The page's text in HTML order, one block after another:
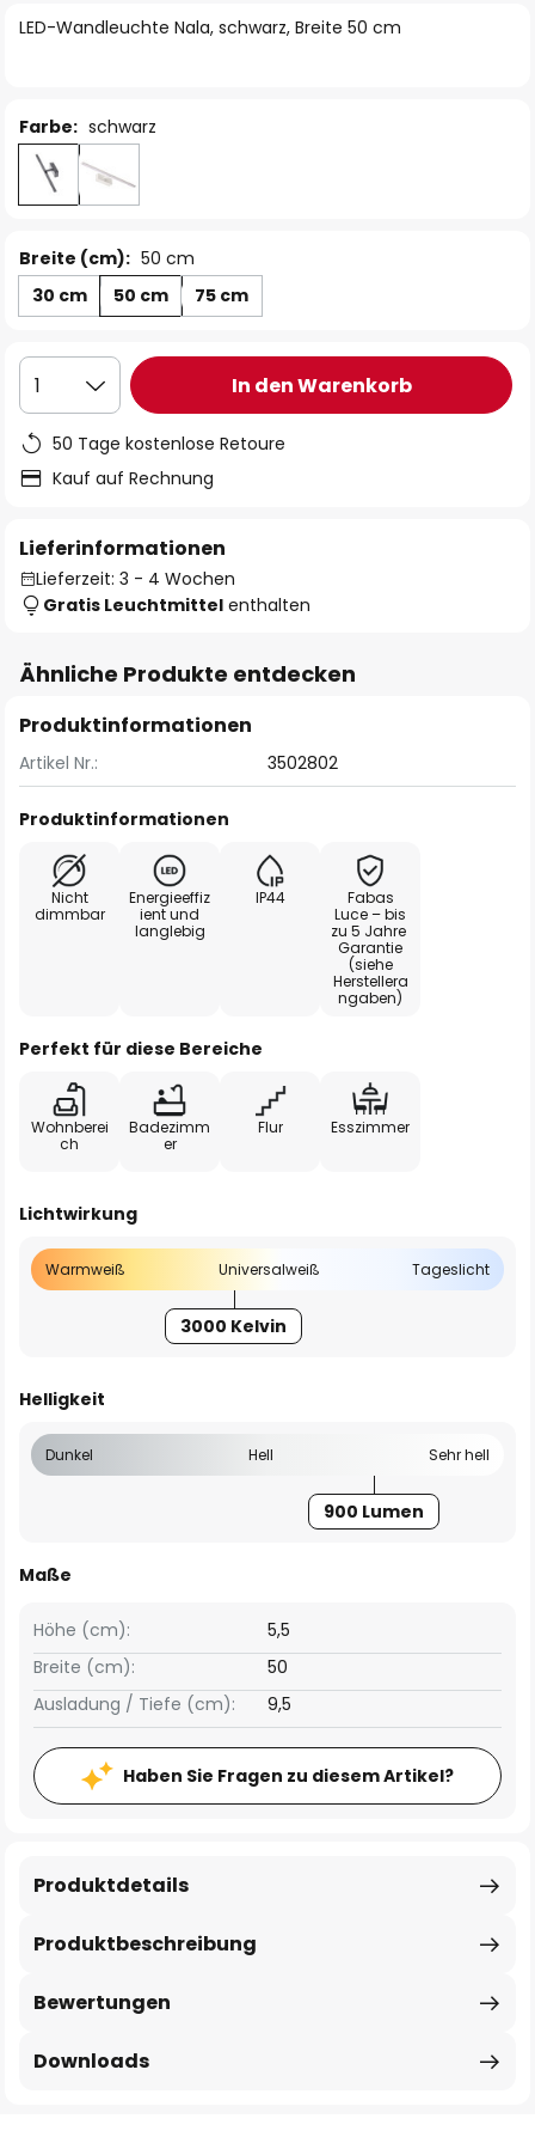
LED-Wandleuchte Nala, schwarz, Breite 50 cm
Farbe: schwarz
Breite (cm): 50 cm
30 cm
50 cm 75 cm
1 In den Warenkorb
50 Tage kostenlose Retoure
Kauf auf Rechnung
Lieferinformationen
Lieferzeit: 3 - 4 Wochen
Gratis Leuchtmittel enthalten
Ähnliche Produkte entdecken
Produktinformationen
Artikel Nr.: 3502802
Produktinformationen
Nicht
dimmbar
Energieeffiz
ient und
langlebig
IP44
Fabas
Luce – bis
zu 5 Jahre
Garantie
(siehe
Herstellera
ngaben)
Perfekt für diese Bereiche
Wohnberei
ch
Badezimm
er
Flur Esszimmer
Lichtwirkung
Warmweiß Universalweiß Tageslicht
3000 Kelvin
Helligkeit
Dunkel Hell Sehr hell
900 Lumen
Maße
Breite (cm): 50
Höhe (cm): 5,5
Ausladung / Tiefe (cm): 9,5
Haben Sie Fragen zu diesem Artikel?
Produktbeschreibung
Produktdetails
Bewertungen
Downloads